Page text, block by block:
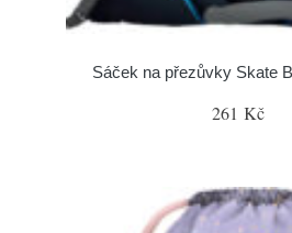
Sáček na přezůvky Skate
261 Kč